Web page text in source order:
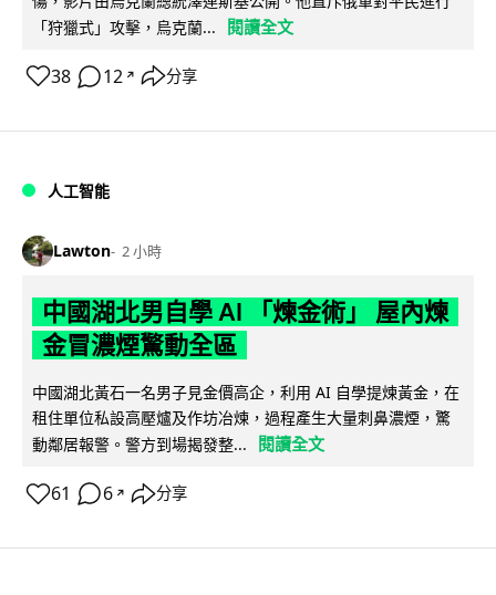
「狩獵式」攻擊，烏克蘭...
閱讀全文
38 12 ↗ 分享
人工智能
Lawton 2 小時
中國湖北男自學 AI 「煉金術」 屋內煉
金冒濃煙驚動全區
中國湖北黃石一名男子見金價高企，利用 AI 自學提煉黃金，在
租住單位私設高壓爐及作坊冶煉，過程產生大量刺鼻濃煙，驚
動鄰居報警。警方到場揭發整...
閱讀全文
61 6 ↗ 分享